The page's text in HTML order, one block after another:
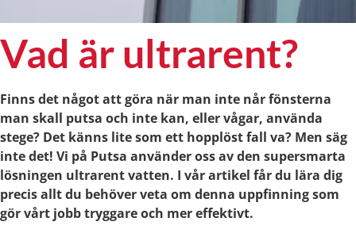
Vad är ultrarent?
Finns det något att göra när man inte når fönsterna
man skall putsa och inte kan, eller vågar, använda
stege? Det känns lite som ett hopplöst fall va? Men säg
inte det! Vi på Putsa använder oss av den supersmarta
lösningen ultrarent vatten. I vår artikel får du lära dig
precis allt du behöver veta om denna uppfinning som
gör vårt jobb tryggare och mer effektivt.